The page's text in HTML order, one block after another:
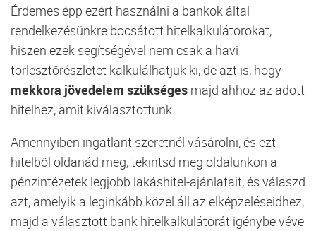
Érdemes épp ezért használni a bankok által
rendelkezésünkre bocsátott hitelkalkulátorokat,
hiszen ezek segítségével nem csak a havi
törlesztőrészletet kalkulálhatjuk ki, de azt is, hogy
mekkora jövedelem szükséges majd ahhoz az adott
hitelhez, amit kiválasztottunk.
Amennyiben ingatlant szeretnél vásárolni, és ezt
hitelből oldanád meg, tekintsd meg oldalunkon a
pénzintézetek legjobb lakáshitel-ajánlatait, és válaszd
azt, amelyik a leginkább közel áll az elképzeléseidhez,
majd a választott bank hitelkalkulátorát igénybe véve